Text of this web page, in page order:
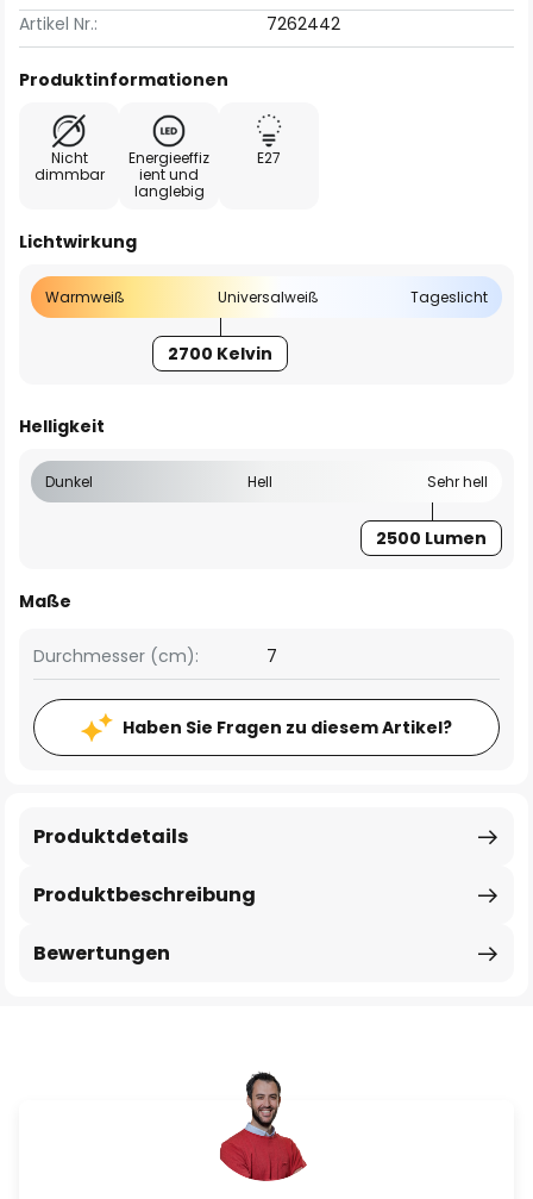
Artikel Nr.:
7262442
Produktinformationen
Nicht
dimmbar
Energieeffiz
ient und
langlebig
E27
Lichtwirkung
Warmweiß Universalweiß Tageslicht
2700 Kelvin
Helligkeit
Dunkel Hell Sehr hell
2500 Lumen
Maße
Durchmesser (cm): 7
Haben Sie Fragen zu diesem Artikel?
Produktbeschreibung
Produktdetails
Bewertungen